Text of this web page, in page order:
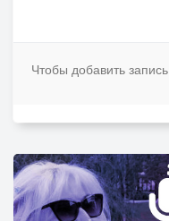
Чтобы добавить запись